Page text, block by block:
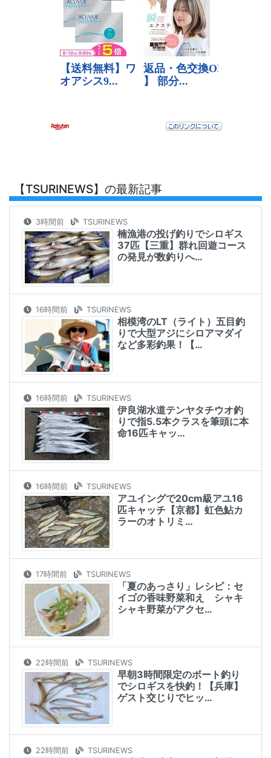
【TSURINEWS】の最新記事
3時間前 TSURINEWS
楠漁港の投げ釣りでシロギス
37匹【三重】群れ回遊コース
の発見が数釣りへ…
16時間前 TSURINEWS
相模湾のLT（ライト）五目釣
りで大型アジにシロアマダイ
など多彩釣果！【…
16時間前 TSURINEWS
伊良湖水道テンヤタチウオ釣
りで指5.5本クラスを筆頭に本
命16匹キャッ…
16時間前 TSURINEWS
アユイングで20cm級アユ16
匹キャッチ【京都】虹色鮎カ
ラーのオトリミ…
17時間前 TSURINEWS
「夏のあっさり」レシピ：セ
イゴの香味野菜和え シャキ
シャキ野菜がアクセ…
22時間前 TSURINEWS
早朝3時間限定のボート釣り
でシロギスを快釣！【兵庫】
ゲスト交じりでヒッ…
22時間前 TSURINEWS